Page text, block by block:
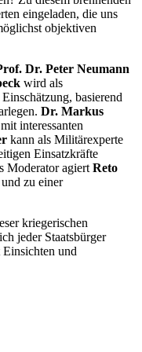
eingeladen, die uns
objektiven
Dr. Peter Neumann
wird als
basierend
Dr. Markus
interessanten
kann als Militärexperte
Einsatzkräfte
Moderator agiert Reto
zu einer
kriegerischen
jeder Staatsbürger
und